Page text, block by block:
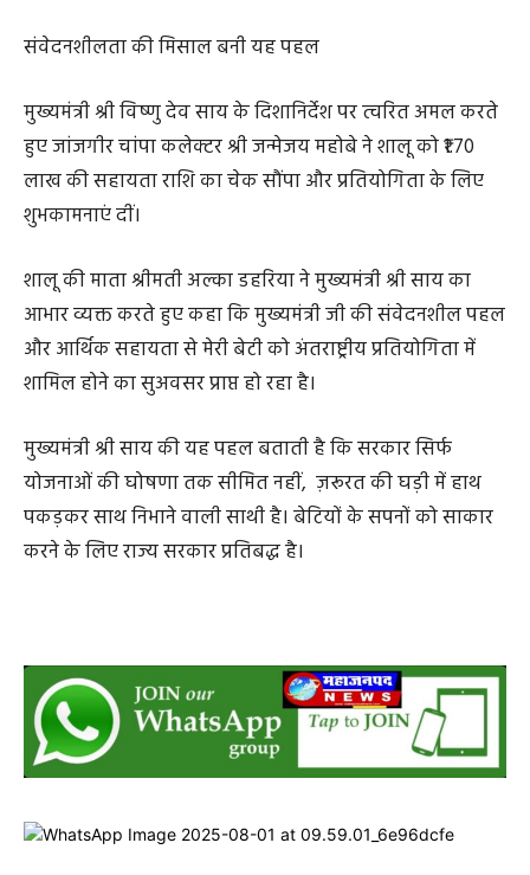
संवेदनशीलता की मिसाल बनी यह पहल
मुख्यमंत्री श्री विष्णु देव साय के दिशानिर्देश पर त्वरित अमल करते
हुए जांजगीर चांपा कलेक्टर श्री जन्मेजय महोबे ने शालू को ₹1.70
लाख की सहायता राशि का चेक सौंपा और प्रतियोगिता के लिए
शुभकामनाएं दीं।
शालू की माता श्रीमती अल्का डहरिया ने मुख्यमंत्री श्री साय का
आभार व्यक्त करते हुए कहा कि मुख्यमंत्री जी की संवेदनशील पहल
और आर्थिक सहायता से मेरी बेटी को अंतराष्ट्रीय प्रतियोगिता में
शामिल होने का सुअवसर प्राप्त हो रहा है।
मुख्यमंत्री श्री साय की यह पहल बताती है कि सरकार सिर्फ
योजनाओं की घोषणा तक सीमित नहीं, ज़रूरत की घड़ी में हाथ
पकड़कर साथ निभाने वाली साथी है। बेटियों के सपनों को साकार
करने के लिए राज्य सरकार प्रतिबद्ध है।